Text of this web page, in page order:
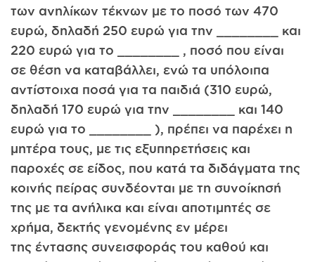
των ανηλίκων τέκνων με το ποσό των 470
ευρώ, δηλαδή 250 ευρώ για την ________ και
220 ευρώ για το ________ , ποσό που είναι
σε θέση να καταβάλλει, ενώ τα υπόλοιπα
αντίστοιχα ποσά για τα παιδιά (310 ευρώ,
δηλαδή 170 ευρώ για την ________ και 140
ευρώ για το ________ ), πρέπει να παρέχει η
μητέρα τους, με τις εξυπηρετήσεις και
παροχές σε είδος, που κατά τα διδάγματα της
κοινής πείρας συνδέονται με τη συνοίκησή
της με τα ανήλικα και είναι αποτιμητές σε
χρήμα, δεκτής γενομένης εν μέρει
της έντασης συνεισφοράς του καθού και